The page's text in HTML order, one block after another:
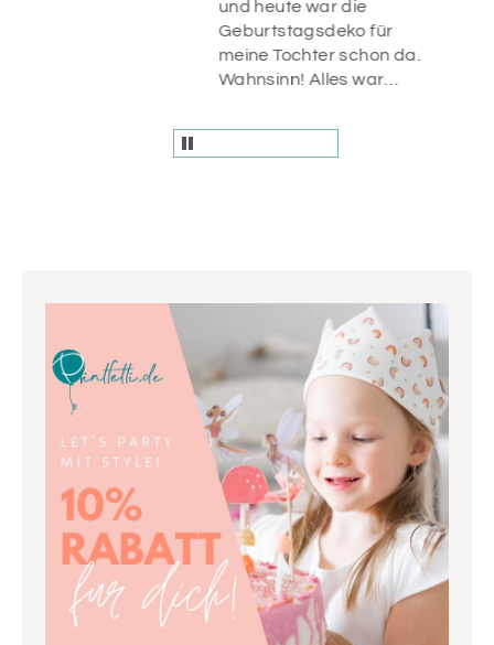
und heute war die
Geburtstagsdeko für
meine Tochter schon da.
Wahnsinn! Alles war
die Artikel sind einfach